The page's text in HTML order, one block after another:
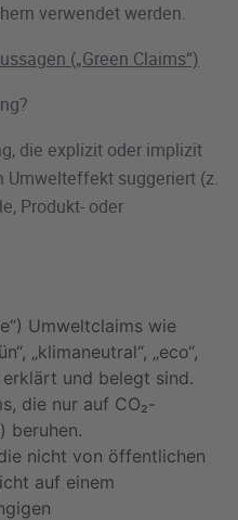
verwendet werden.
(„Green Claims“)
die explizit oder implizit
Umwelteffekt suggeriert (z.
Produkt- oder
Umweltclaims wie
„klimaneutral“, „eco“,
und belegt sind.
die nur auf CO₂-
beruhen.
nicht von öffentlichen
auf einem